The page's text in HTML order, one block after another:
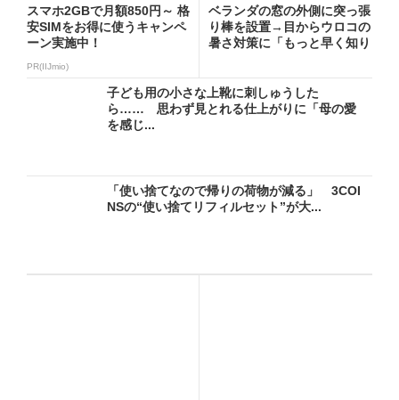
スマホ2GBで月額850円～ 格
安SIMをお得に使うキャンペ
ーン実施中！
PR(IIJmio)
ベランダの窓の外側に突っ張
り棒を設置→目からウロコの
暑さ対策に「もっと早く知り
子ども用の小さな上靴に刺しゅうした
ら…… 思わず見とれる仕上がりに「母の愛
を感じ...
「使い捨てなので帰りの荷物が減る」 3COI
NSの“使い捨てリフィルセット”が大...